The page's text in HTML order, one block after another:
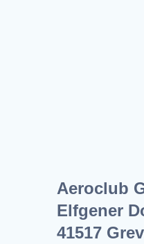
Aeroclub
Elfgener
41517